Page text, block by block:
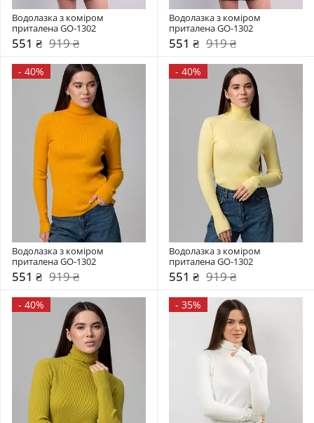
Водолазка з коміром
приталена GO-1302
551 ₴ 919 ₴
Водолазка з коміром
приталена GO-1302
551 ₴ 919 ₴
- 40%
Водолазка з коміром
приталена GO-1302
551 ₴ 919 ₴
- 40%
Водолазка з коміром
приталена GO-1302
551 ₴ 919 ₴
- 40% - 35%